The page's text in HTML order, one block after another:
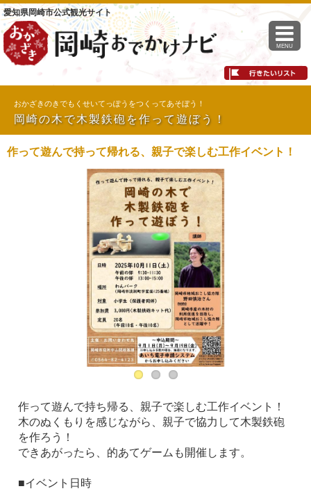
愛知県岡崎市公式観光サイト
MENU
おかざきのきでもくせいてっぽうをつくってあそぼう！
岡崎の木で木製鉄砲を作って遊ぼう！
作って遊んで持って帰れる、親子で楽しむ工作イベント！
作って遊んで持ち帰る、親子で楽しむ工作イベント！
木のぬくもりを感じながら、親子で協力して木製鉄砲
を作ろう！
できあがったら、的あてゲームも開催します。
■イベント日時